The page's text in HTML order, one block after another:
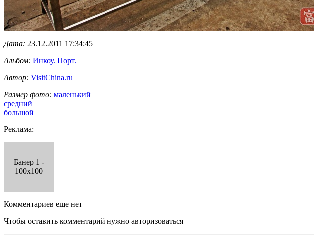
Дата: 23.12.2011 17:34:45
Альбом: Инкоу. Порт.
Автор: VisitChina.ru
Размер фото: маленький
средний
большой
Реклама:
Банер 1 -
100x100
Комментариев еще нет
Чтобы оставить комментарий нужно авторизоваться